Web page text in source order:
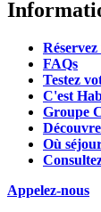
FAQs
Testez
C'est
Groupe
Où
Appelez-nous